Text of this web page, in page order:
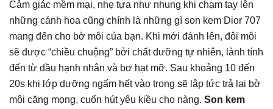
Cảm giác mềm mại, nhẹ tựa như nhung khi chạm tay lên
những cánh hoa cũng chính là những gì son kem Dior 707
mang đến cho bờ môi của bạn. Khi mới đánh lên, đôi môi
sẽ được “chiều chuộng” bởi chất dưỡng tự nhiên, lành tính
đến từ dầu hạnh nhân và bơ hạt mỡ. Sau khoảng 10 đến
20s khi lớp dưỡng ngấm hết vào trong sẽ lập tức trả lại bờ
môi căng mọng, cuốn hút yêu kiều cho nàng. Son kem